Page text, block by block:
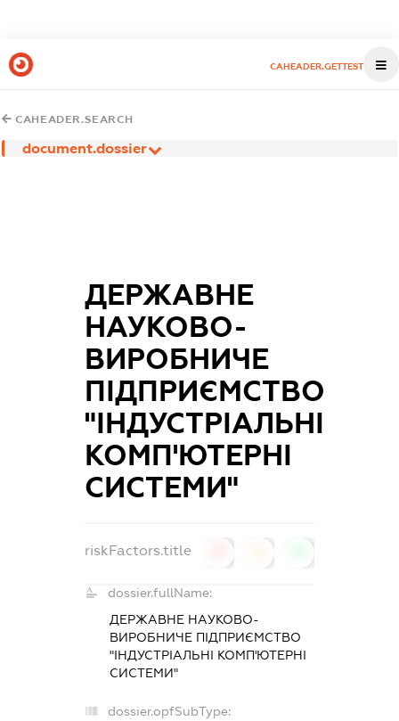
CAHEADER.GETTEST
CAHEADER.SEARCH
document.dossier
ДЕРЖАВНЕ
НАУКОВО-
ВИРОБНИЧЕ
ПІДПРИЄМСТВО
"ІНДУСТРІАЛЬНІ
КОМП'ЮТЕРНІ
СИСТЕМИ"
riskFactors.title
dossier.fullName:
ДЕРЖАВНЕ НАУКОВО-
ВИРОБНИЧЕ ПІДПРИЄМСТВО
"ІНДУСТРІАЛЬНІ КОМП'ЮТЕРНІ
СИСТЕМИ"
dossier.opfSubType: